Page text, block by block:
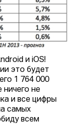
и iOS!
это будет
1 764 000
ничего не
и все цифры
самых
всем